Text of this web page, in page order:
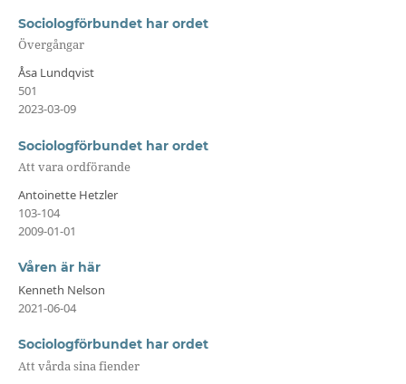
Sociologförbundet har ordet
Övergångar
Åsa Lundqvist
501
2023-03-09
Sociologförbundet har ordet
Att vara ordförande
Antoinette Hetzler
103-104
2009-01-01
Våren är här
Kenneth Nelson
2021-06-04
Sociologförbundet har ordet
Att vårda sina fiender